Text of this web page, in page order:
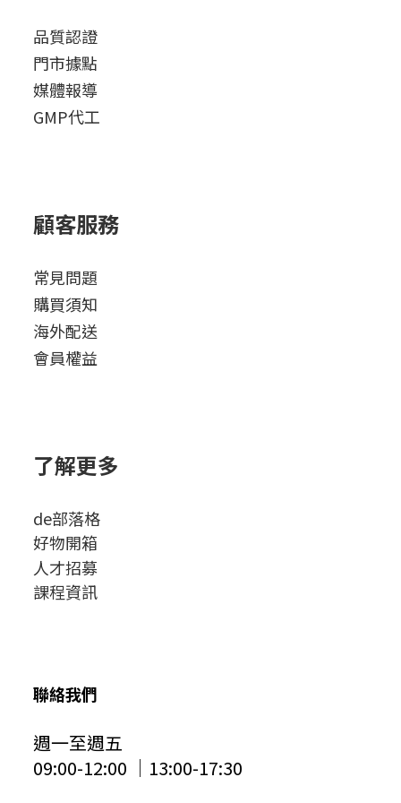
品質認證
門市據點
媒體報導
GMP代工
顧客服務
常見問題
購買須知
海外配送
會員權益
了解更多
de部落格
好物開箱
人才招募
課程資訊
聯絡我們
週一至週五
09:00-12:00 │13:00-17:30